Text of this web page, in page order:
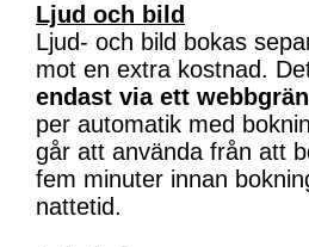
Ljud och bild
Ljud- och bild bokas
mot en extra kostnad.
endast via ett
per automatik med
går att använda från att
fem minuter innan
nattetid.